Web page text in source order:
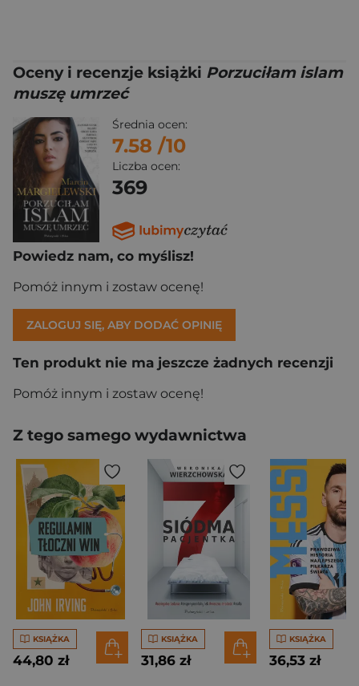
Oceny i recenzje książki Porzuciłam islam
muszę umrzeć
Średnia ocen:
7.58 /10
Liczba ocen:
369
Powiedz nam, co myślisz!
Pomóż innym i zostaw ocenę!
ZALOGUJ SIĘ, ABY DODAĆ OPINIĘ
Ten produkt nie ma jeszcze żadnych recenzji
Pomóż innym i zostaw ocenę!
Z tego samego wydawnictwa
KSIĄŻKA
44,80 zł
KSIĄŻKA
31,86 zł
KSIĄŻKA
36,53 zł